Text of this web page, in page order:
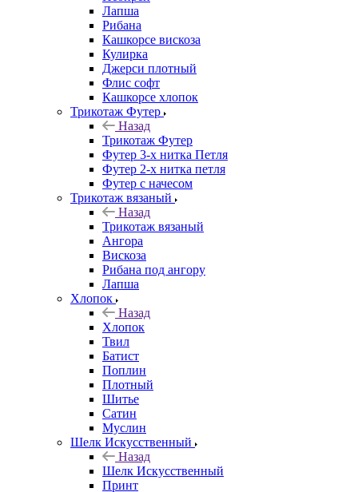
Лапша
Рибана
Кашкорсе вискоза
Кулирка
Джерси плотный
Флис софт
Кашкорсе хлопок
Трикотаж Футер
Назад
Трикотаж Футер
Футер 3-х нитка Петля
Футер 2-х нитка петля
Футер с начесом
Трикотаж вязаный
Назад
Трикотаж вязаный
Ангора
Вискоза
Рибана под ангору
Лапша
Хлопок
Назад
Хлопок
Твил
Батист
Поплин
Плотный
Шитье
Сатин
Муслин
Шелк Искусственный
Назад
Шелк Искусственный
Принт